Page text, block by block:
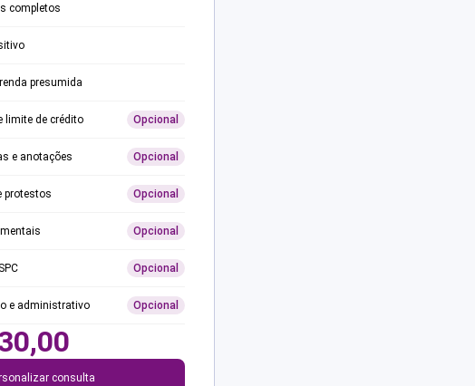
completos
presumida
limite de crédito Opcional
e anotações Opcional
protestos Opcional
Opcional
Opcional
e administrativo Opcional
consulta